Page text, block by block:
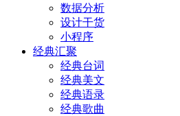
数据分析
设计干货
小程序
经典汇聚
经典台词
经典美文
经典语录
经典歌曲